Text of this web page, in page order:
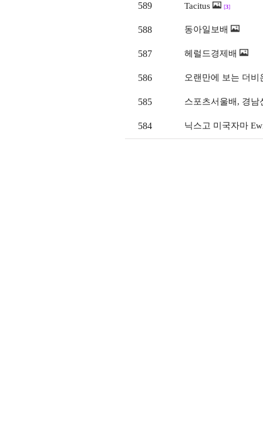
589 Tacitus [3]
588 동아일보배
587 헤럴드경제배
586 오랜만에 보는 더비
585 스포츠서울배, 경남
584 닉스고 미국자마